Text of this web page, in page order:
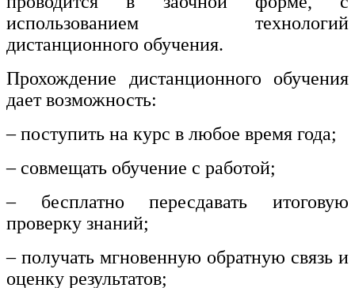
использованием технологий
дистанционного обучения.
Прохождение дистанционного обучения
дает возможность:
– поступить на курс в любое время года;
– совмещать обучение с работой;
– бесплатно пересдавать итоговую
проверку знаний;
– получать мгновенную обратную связь и
оценку результатов;